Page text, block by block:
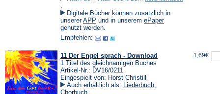
in
einem
neuen
Tab)
.
Digitale Bücher können zusätzlich in
unsererAPP (Öffnet
in
neuen
und in unserem ePaper(Öffnet
genutzt werden.
Empfehlen:
11 Der Engel sprach - Download
1 Titel des gleichnamigen Buches
Artikel-Nr.: DV16/0211
Eingespielt von: Horst Christill
Auch erhältlich als: Liederbuch,
Chorbuch
1,69€